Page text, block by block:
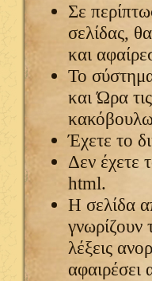
Σε
σελίδας,
και
Το
και Ώρα
Έχετε το
Δεν έχετε
html.
Η σελίδα
γνωρίζουν
λέξεις
αφαιρέσει